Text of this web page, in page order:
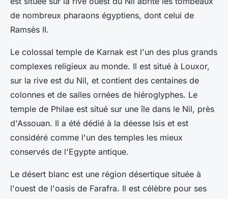
de nombreux pharaons égyptiens, dont celui de
Ramsès II.
Le colossal temple de Karnak est l'un des plus grands
complexes religieux au monde. Il est situé à Louxor,
sur la rive est du Nil, et contient des centaines de
colonnes et de salles ornées de hiéroglyphes. Le
temple de Philae est situé sur une île dans le Nil, près
d'Assouan. Il a été dédié à la déesse Isis et est
considéré comme l'un des temples les mieux
conservés de l'Egypte antique.
Le désert blanc est une région désertique située à
l'ouest de l'oasis de Farafra. Il est célèbre pour ses